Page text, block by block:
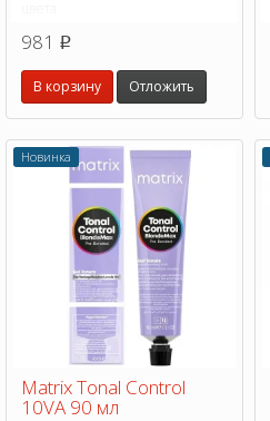
981 p
В корзину Отложить
Новинка
Matrix Tonal Control
10VA 90 мл